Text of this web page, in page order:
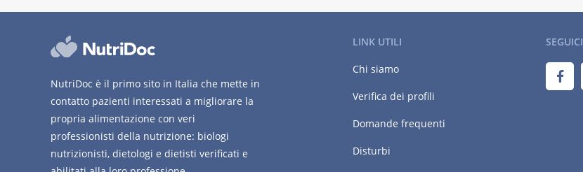
NutriDoc è il primo sito in Italia che mette in
contatto pazienti interessati a migliorare la
propria alimentazione con veri
professionisti della nutrizione: biologi
nutrizionisti, dietologi e dietisti verificati e
LINK UTILI
Chi siamo
Verifica dei profili
Domande frequenti
Disturbi
SEGUICI